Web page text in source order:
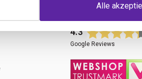
Bewertungen
4.3
Google Reviews
Alle